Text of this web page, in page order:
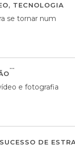
, TECNOLOGIA
se tornar num
e fotografia
DE